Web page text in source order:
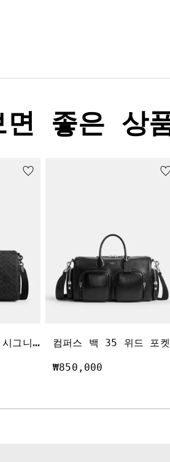
면 좋은 상
컴
퍼스 백 45 인 시그니처 캔버스 컴퍼스 백 35 위드 포켓
₩850,000